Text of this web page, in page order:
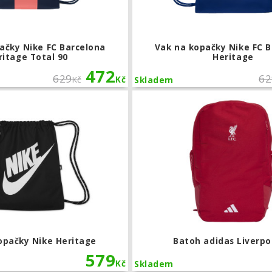
Nike FC Barcelona
Total 90
629Kč 472Kč
Vak na kopačky Nike FC
Heritage
Skladem
Nike Heritage
579Kč
Batoh adidas
Skladem